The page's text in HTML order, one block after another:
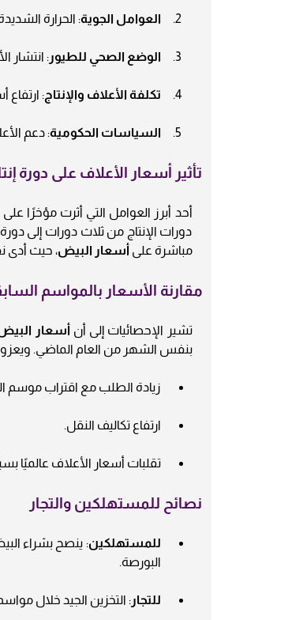
العوامل الجوية: الحرارة
الوضع الصحي للطيور: انتشار
تكلفة الأعلاف والإنتاج: ارتفاع
السياسات الحكومية: دعم
تأثير أسعار الأعلاف على دورة
أحد أبرز العوامل التي أثرت مؤخرًا
دورات الإنتاج من ثلاث دورات إلى
مباشرة على أسعار البيض، حيث أدى
مقارنة الأسعار بالمواسم
تشير الإحصائيات إلى أن أسعار البيض
بنفس الشهر من العام الماضي. ويعزو
زيادة الطلب مع اقتراب موسم
ارتفاع تكاليف النقل.
تقلبات أسعار الأعلاف عالميًا
نصائح للمستهلكين والتجار
للمستهلكين: ينصح بشراء
البورصة.
للتجار: التخزين الجيد خلال